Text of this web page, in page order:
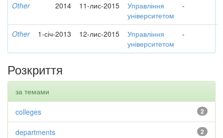
Other 2014 11-лис-2015
Управління
університетом
-
Other 1-січ-2013 12-лис-2015
Управління
університетом
-
Розкриття
за темами
2
colleges
2
departments